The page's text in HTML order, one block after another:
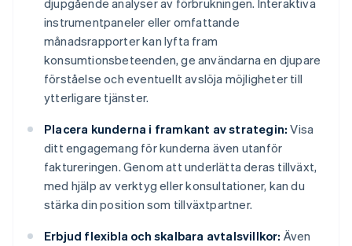
djupgående analyser av förbrukningen. Interaktiva
instrumentpaneler eller omfattande
månadsrapporter kan lyfta fram
konsumtionsbeteenden, ge användarna en djupare
förståelse och eventuellt avslöja möjligheter till
ytterligare tjänster.
Placera kunderna i framkant av strategin: Visa
ditt engagemang för kunderna även utanför
faktureringen. Genom att underlätta deras tillväxt,
med hjälp av verktyg eller konsultationer, kan du
stärka din position som tillväxtpartner.
Erbjud flexibla och skalbara avtalsvillkor: Även